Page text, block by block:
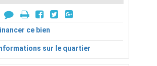
ce bien
sur le quartier